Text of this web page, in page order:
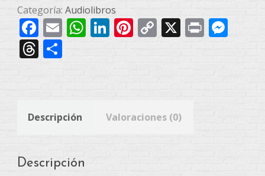
ESTAMPAS
cantidad
Categoría: Audiolibros
Facebook
EmailWhatsApp
LinkedIn
Pinterest
Copy
X Print
Threads
Descripción Valoraciones (0)
Descripción